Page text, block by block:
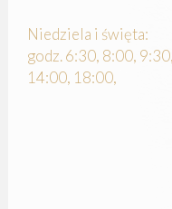
Niedziela i święta:
godz. 6:30, 8:00,
14:00, 18:00,